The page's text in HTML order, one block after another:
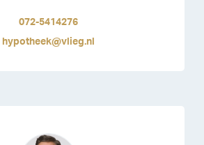
072-5414276
hypotheek@vlieg.nl